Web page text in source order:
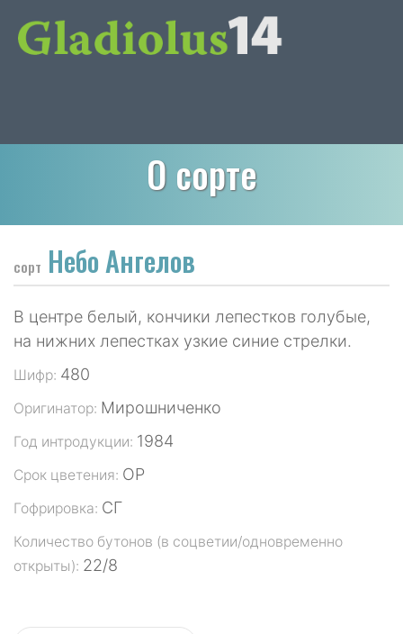
О сорте
сорт Небо Ангелов
В центре белый, кончики лепестков голубые,
на нижних лепестках узкие синие стрелки.
Шифр: 480
Оригинатор: Мирошниченко
Год интродукции: 1984
Срок цветения: ОР
Гофрировка: СГ
Количество бутонов (в соцветии/одновременно
открыты): 22/8